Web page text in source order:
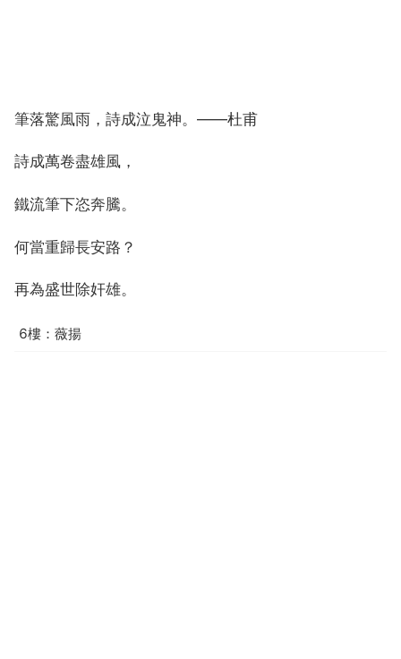
筆落驚風雨，詩成泣鬼神。——杜甫
詩成萬卷盡雄風，
鐵流筆下恣奔騰。
何當重歸長安路？
再為盛世除奸雄。
6樓：薇揚